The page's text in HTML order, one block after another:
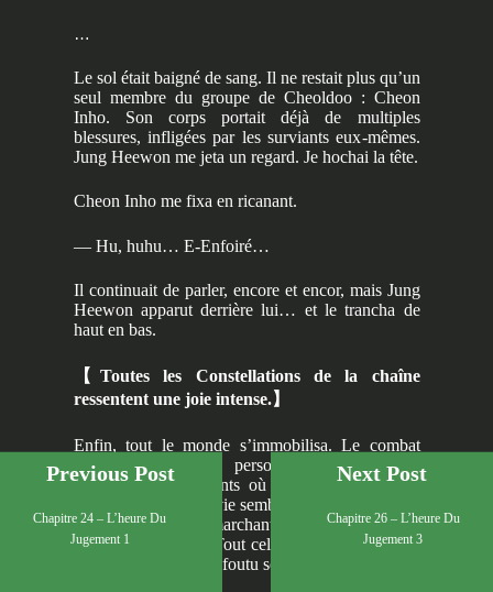
…
Le sol était baigné de sang. Il ne restait plus qu’un
seul membre du groupe de Cheoldoo : Cheon
Inho. Son corps portait déjà de multiples
blessures, infligées par les surviants eux-mêmes.
Jung Heewon me jeta un regard. Je hochai la tête.
Cheon Inho me fixa en ricanant.
— Hu, huhu… E-Enfoiré…
Il continuait de parler, encore et encor, mais Jung
Heewon apparut derrière lui… et le trancha de
haut en bas.
【 Toutes les Constellations de la chaîne
ressentent une joie intense.】
Enfin, tout le monde s’immobilisa. Le combat
était terminé. Mais personne ne pouvait le
ressentir. Ces moments où l’on mangeait de la
viande grillée, où la vie semblait avoir un sens, où
l’on plaisantait en marchant, où l’on goûtait un
semblant de paix… Tout cela semblait n’avoir été
qu’un mensonge. Ce foutu scénario.
Previous Post
Chapitre 24 – L’heure Du
Jugement 1
Next Post
Chapitre 26 – L’heure Du
Jugement 3